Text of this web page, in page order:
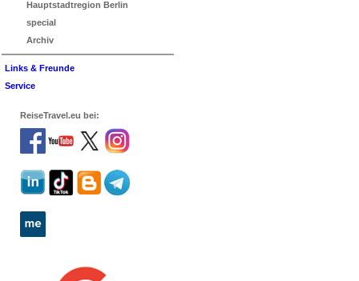
Hauptstadtregion Berlin
special
Archiv
Links & Freunde
Service
ReiseTravel.eu bei: